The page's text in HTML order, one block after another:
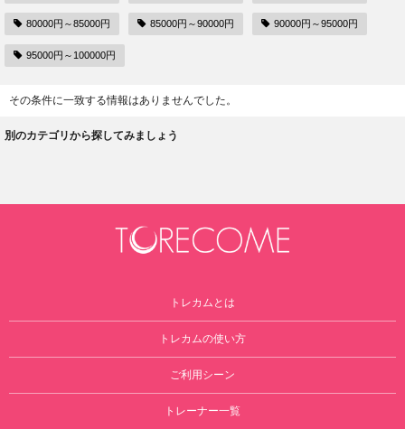
80000円～85000円 85000円～90000円 90000円～95000円
95000円～100000円
その条件に一致する情報はありませんでした。
別のカテゴリから探してみましょう
トレカムとは
トレカムの使い方
ご利用シーン
トレーナー一覧